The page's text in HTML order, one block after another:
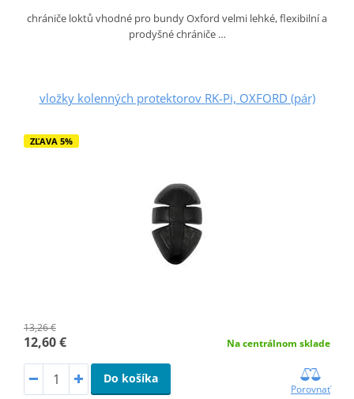
chrániče loktů vhodné pro bundy Oxford velmi lehké, flexibilní a
prodyšné chrániče …
vložky kolenných protektorov RK-Pi, OXFORD (pár)
ZĽAVA 5%
13,26 €
12,60 € Na centrálnom sklade
Do košíka
Porovnať